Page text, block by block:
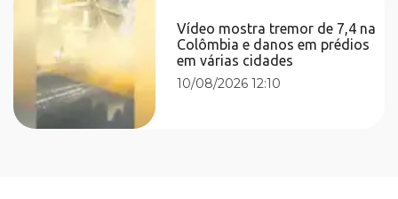
Vídeo mostra tremor de 7,4 na
Colômbia e danos em prédios
em várias cidades
10/08/2026 12:10